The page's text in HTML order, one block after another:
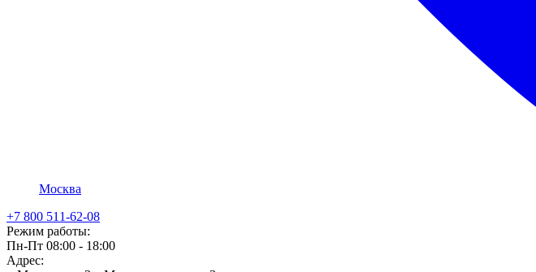
Москва
+7 800 511-62-08
Режим работы:
Пн-Пт 08:00 - 18:00
Адрес: